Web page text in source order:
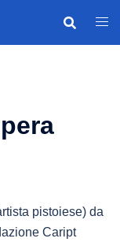
Cerca
pistoiese) da
Caript